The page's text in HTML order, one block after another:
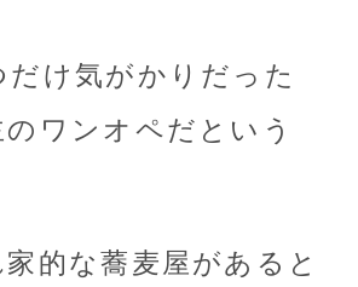
だけ気がかりだった
ワンオペだという
的な蕎麦屋があると